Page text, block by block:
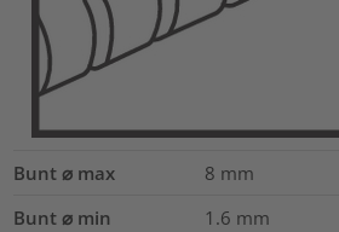
Bunt ⌀ max 8 mm
Bunt ⌀ min
1.6 mm